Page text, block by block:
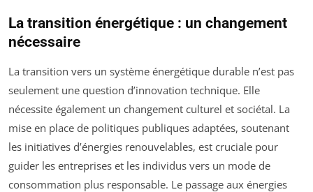
La transition énergétique : un changement
nécessaire
La transition vers un système énergétique durable n’est pas
seulement une question d’innovation technique. Elle
nécessite également un changement culturel et sociétal. La
mise en place de politiques publiques adaptées, soutenant
les initiatives d’énergies renouvelables, est cruciale pour
guider les entreprises et les individus vers un mode de
consommation plus responsable. Le passage aux énergies